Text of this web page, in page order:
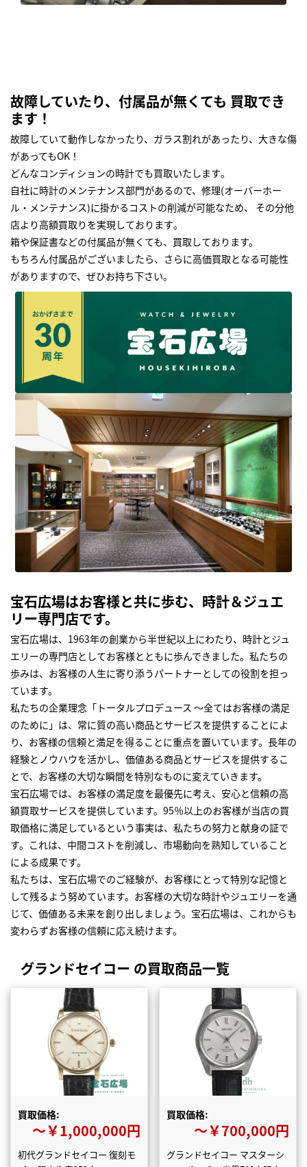
故障していたり、付属品が無くても 買取でき
ます！
故障していて動作しなかったり、ガラス割れがあったり、大きな傷
があってもOK！
どんなコンディションの時計でも買取いたします｡
自社に時計のメンテナンス部門があるので、修理(オーバーホー
ル・メンテナンス)に掛かるコストの削減が可能なため、 その分他
店より高額買取りを実現しております｡
箱や保証書などの付属品が無くても、買取しております。
もちろん付属品がございましたら、さらに高価買取となる可能性
がありますので、ぜひお持ち下さい｡
宝石広場はお客様と共に歩む、時計＆ジュエ
リー専門店です。
宝石広場は、1963年の創業から半世紀以上にわたり、時計とジュ
エリーの専門店としてお客様とともに歩んできました。私たちの
歩みは、お客様の人生に寄り添うパートナーとしての役割を担っ
ています。
私たちの企業理念「トータルプロデュース ～全てはお客様の満足
のために」は、常に質の高い商品とサービスを提供することによ
り、お客様の信頼と満足を得ることに重点を置いています。長年の
経験とノウハウを活かし、価値ある商品とサービスを提供するこ
とで、お客様の大切な瞬間を特別なものに変えていきます。
宝石広場では、お客様の満足度を最優先に考え、安心と信頼の高
額買取サービスを提供しています。95％以上のお客様が当店の買
取価格に満足しているという事実は、私たちの努力と献身の証で
す。これは、中間コストを削減し、市場動向を熟知していること
による成果です。
私たちは、宝石広場でのご経験が、お客様にとって特別な記憶と
して残るよう努めています。お客様の大切な時計やジュエリーを通
じて、価値ある未来を創り出しましょう。宝石広場は、これからも
変わらずお客様の信頼に応え続けます。
グランドセイコー の買取商品一覧
買取価格:
〜￥1,000,000円
初代グランドセイコー 復刻モ
買取価格:
〜￥700,000円
グランドセイコー マスターシ